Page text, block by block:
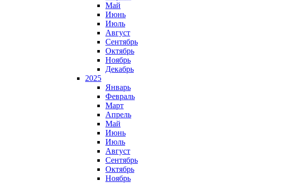
Май
Июнь
Июль
Август
Сентябрь
Октябрь
Ноябрь
Декабрь
2025
Январь
Февраль
Март
Апрель
Май
Июнь
Июль
Август
Сентябрь
Октябрь
Ноябрь